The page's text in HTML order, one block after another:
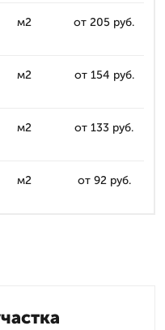
м2 от 205 руб.
м2 от 154 руб.
м2 от 133 руб.
м2 от 92 руб.